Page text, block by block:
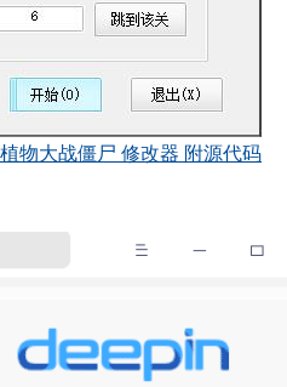
植物大战僵尸 修改器 附源代码